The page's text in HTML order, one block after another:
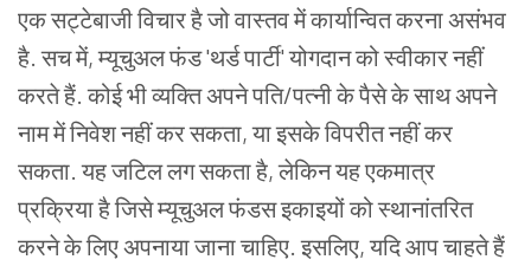
एकसट्टेबाजीविचारहैजोवास्तवमेंकार्यान्वितकरनाअसंभव
है. सचमें, म्यूचुअलफंड 'थर्डपार्टी' योगदानकोस्वीकारनहीं
करतेहैं. कोईभीव्यक्तिअपनेपति/पत्नीकेपैसेकेसाथअपने
नाममेंनिवेशनहींकरसकता, याइसकेविपरीतनहींकर
सकता. यहजटिललगसकताहै, लेकिनयहएकमात्र
प्रक्रियाहैजिसेम्यूचुअलफंडसइकाइयोंकोस्थानांतरित
करनेकेलिएअपनायाजानाचाहिए. इसलिए, यदिआपचाहतेहैं